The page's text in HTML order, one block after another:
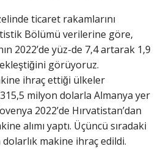
ticaret rakamlarını
Bölümü verilerine göre,
2022’de yüz-de 7,4 artarak 1,9
görüyoruz.
ihraç ettiği ülkeler
315,5 milyon dolarla Almanya yer
2022’de Hırvatistan’dan
alımı yaptı. Üçüncü sıradaki
dolarlık makine ihraç edildi.